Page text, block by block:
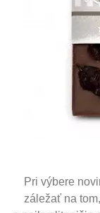
Pri výbere
záležať na